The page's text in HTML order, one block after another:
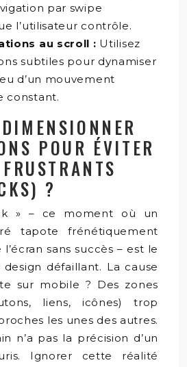
par swipe
l’utilisateur contrôle.
au scroll : Utilisez
subtiles pour dynamiser
d’un mouvement
constant.
POUR ÉVITER
?
» – ce moment où un
tapote frénétiquement
sans succès – est le
défaillant. La cause
sur mobile ? Des zones
liens, icônes) trop
les unes des autres.
n’a pas la précision d’un
Ignorer cette réalité